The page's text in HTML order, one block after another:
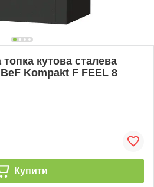
кутова сталева
Kompakt F FEEL 8
Купити